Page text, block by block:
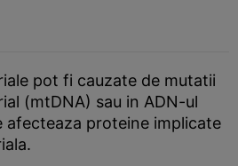
pot fi cauzate de mutatii
(mtDNA) sau in ADN-ul
afecteaza proteine implicate